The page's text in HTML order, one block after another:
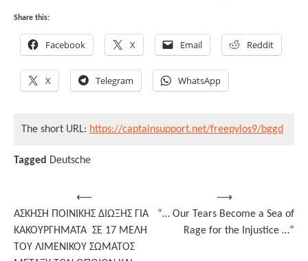
Share this:
Facebook X Email Reddit
X Telegram WhatsApp
The short URL: https://captainsupport.net/freepylos9/bggd
Tagged Deutsche
navigation
⟵
ΑΣΚΗΣΗ ΠΟΙΝΙΚΗΣ ΔΙΩΞΗΣ ΓΙΑ
ΚΑΚΟΥΡΓΗΜΑΤΑ ΣΕ 17 ΜΕΛΗ
ΤΟΥ ΛΙΜΕΝΙΚΟΥ ΣΩΜΑΤΟΣ
“… Our Tears Become a Sea of
Rage for the Injustice …”
⟶